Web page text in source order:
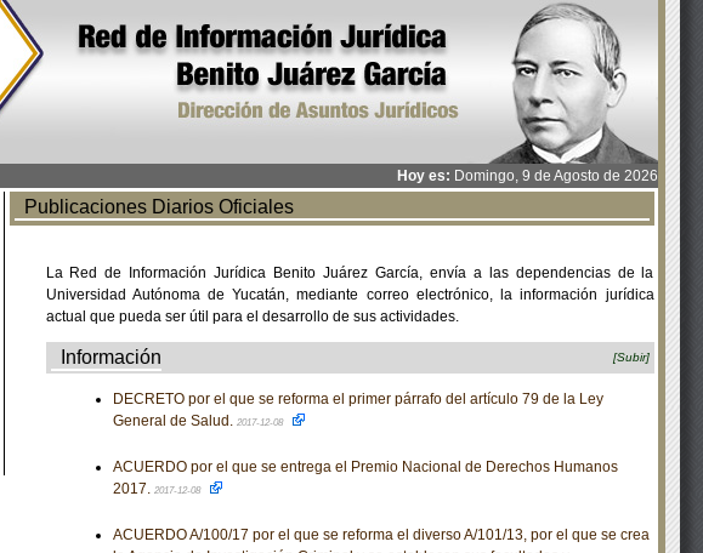
Hoy es: Domingo, 9 de Agosto de 2026
Publicaciones Diarios Oficiales
La Red de Información Jurídica Benito Juárez García, envía a las dependencias de la
Universidad Autónoma de Yucatán, mediante correo electrónico, la información jurídica
actual que pueda ser útil para el desarrollo de sus actividades.
Información [Subir]
DECRETO por el que se reforma el primer párrafo del artículo 79 de la Ley
General de Salud. 2017-12-08
ACUERDO por el que se entrega el Premio Nacional de Derechos Humanos
2017. 2017-12-08
ACUERDO A/100/17 por el que se reforma el diverso A/101/13, por el que se crea